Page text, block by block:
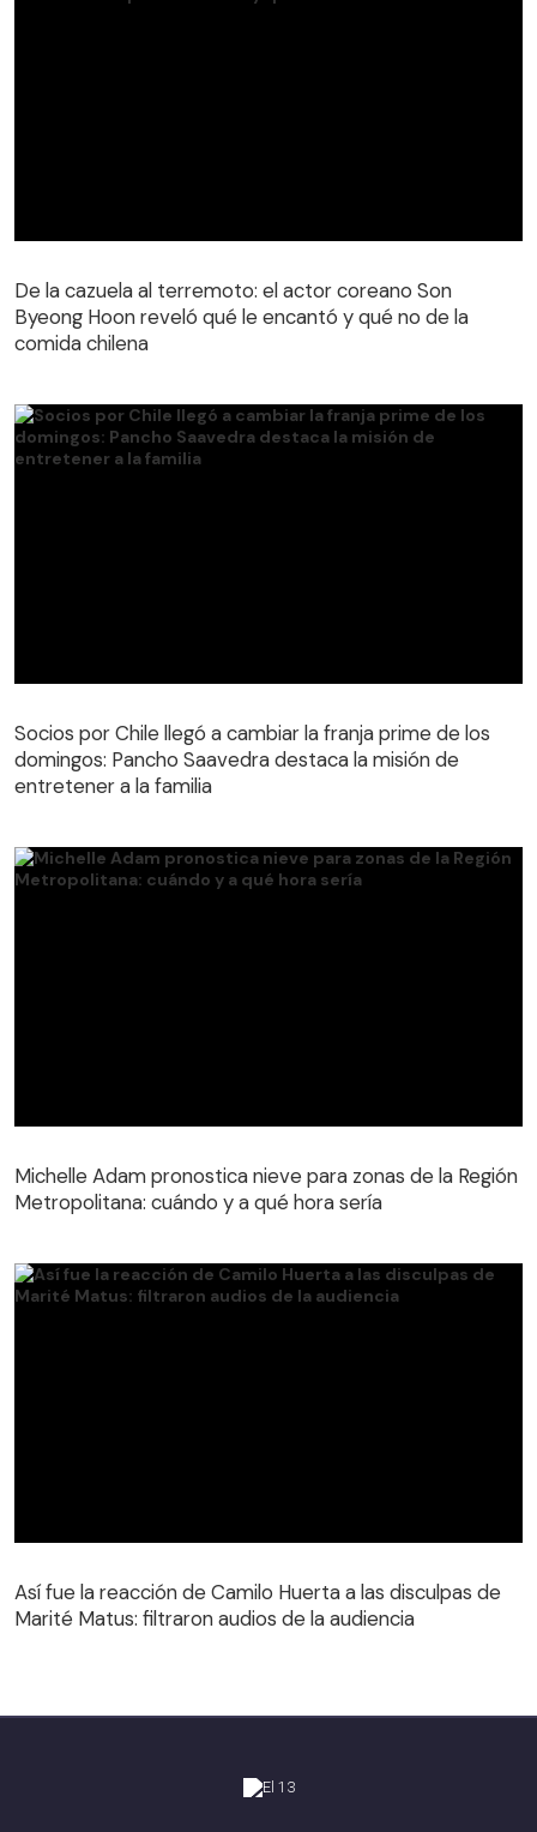
De la cazuela al terremoto: el actor coreano Son
Byeong Hoon reveló qué le encantó y qué no de la
comida chilena
Socios por Chile llegó a cambiar la franja prime de los
domingos: Pancho Saavedra destaca la misión de
entretener a la familia
Metropolitana: cuándo y a qué hora sería
Michelle Adam pronostica nieve para zonas de la Región
Metropolitana: cuándo y a qué hora sería
Así fue la reacción de Camilo Huerta a las disculpas de
Marité Matus: filtraron audios de la audiencia